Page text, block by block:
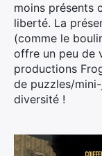
moins présents
liberté. La
(comme le
offre un peu de
productions
de puzzles/
diversité !